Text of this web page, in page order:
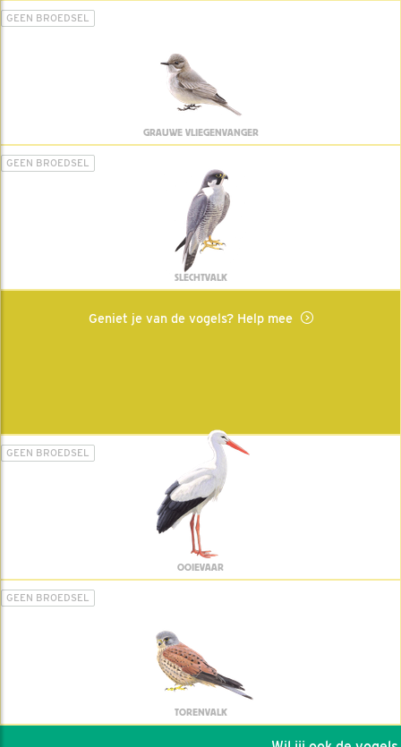
GEEN BROEDSEL
GRAUWE VLIEGENVANGER
GEEN BROEDSEL
SLECHTVALK
Geniet je van de vogels? Help mee
GEEN BROEDSEL
OOIEVAAR
GEEN BROEDSEL
TORENVALK